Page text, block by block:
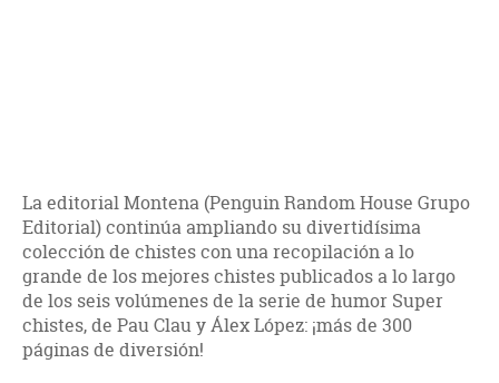
La editorial Montena (Penguin Random House Grupo
Editorial) continúa ampliando su divertidísima
colección de chistes con una recopilación a lo
grande de los mejores chistes publicados a lo largo
de los seis volúmenes de la serie de humor Super
chistes, de Pau Clau y Álex López: ¡más de 300
páginas de diversión!